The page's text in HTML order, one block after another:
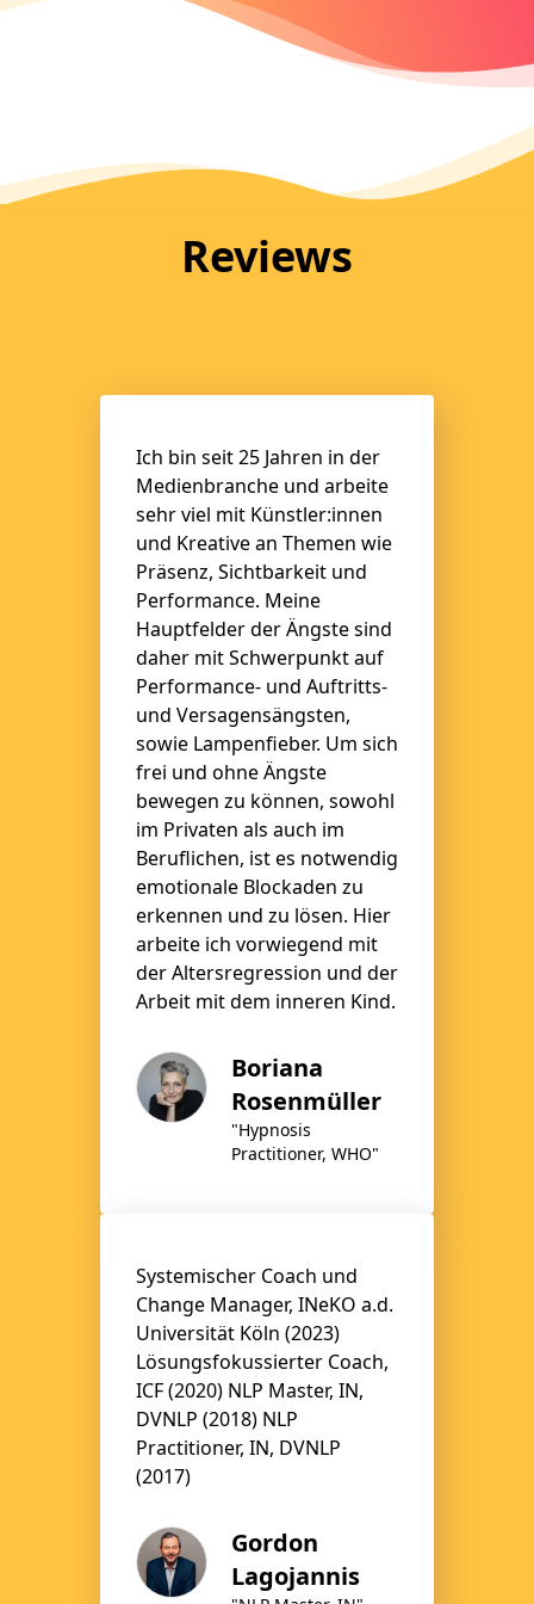
Reviews
Ich bin seit 25 Jahren in der
Medienbranche und arbeite
sehr viel mit Künstler:innen
und Kreative an Themen wie
Präsenz, Sichtbarkeit und
Performance. Meine
Hauptfelder der Ängste sind
daher mit Schwerpunkt auf
Performance- und Auftritts-
und Versagensängsten,
sowie Lampenfieber. Um sich
frei und ohne Ängste
bewegen zu können, sowohl
im Privaten als auch im
Beruflichen, ist es notwendig
emotionale Blockaden zu
erkennen und zu lösen. Hier
arbeite ich vorwiegend mit
der Altersregression und der
Arbeit mit dem inneren Kind.
Boriana
Rosenmüller
"Hypnosis
Practitioner, WHO"
Systemischer Coach und
Change Manager, INeKO a.d.
Universität Köln (2023)
Lösungsfokussierter Coach,
ICF (2020) NLP Master, IN,
DVNLP (2018) NLP
Practitioner, IN, DVNLP
(2017)
Gordon
Lagojannis